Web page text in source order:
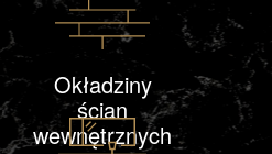
Okładziny
ścian
wewnętrznych